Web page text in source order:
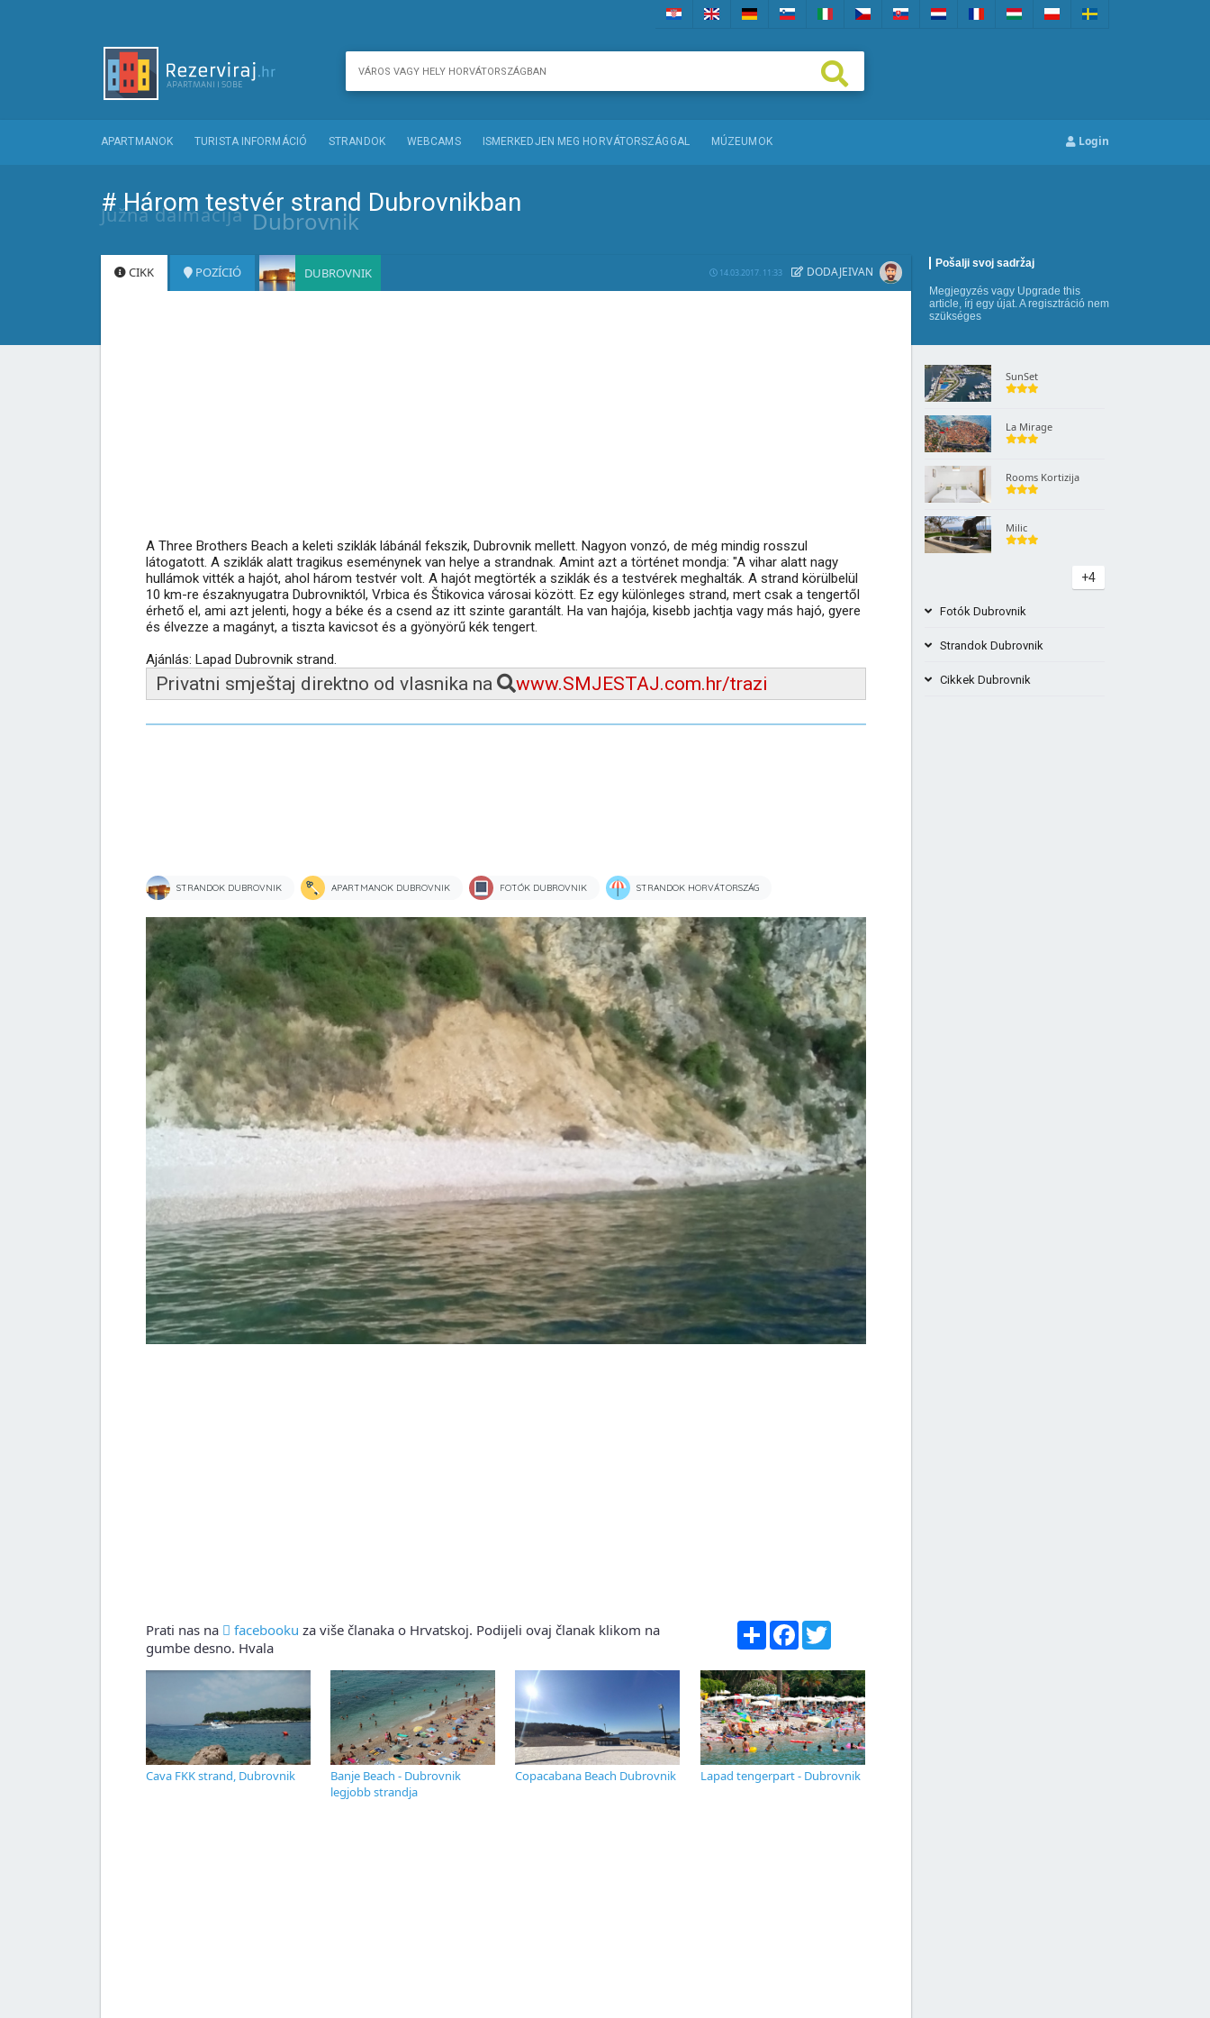
APARTMANOK TURISTA INFORMÁCIÓ STRANDOK WEBCAMS ISMERKEDJEN MEG HORVÁTORSZÁGGAL MÚZEUMOK Login
# Három testvér strand Dubrovnikban
Južna dalmacija Dubrovnik
Pošalji svoj sadržaj
Megjegyzés vagy Upgrade this
article, írj egy újat. A regisztráció nem
szükséges
CIKK POZÍCIÓ DUBROVNIK 14.03.2017. 11:33 DODAJEIVAN
A Three Brothers Beach a keleti sziklák lábánál fekszik, Dubrovnik mellett. Nagyon vonzó, de még mindig rosszul
látogatott. A sziklák alatt tragikus eseménynek van helye a strandnak. Amint azt a történet mondja: "A vihar alatt nagy
hullámok vitték a hajót, ahol három testvér volt. A hajót megtörték a sziklák és a testvérek meghalták. A strand körülbelül
10 km-re északnyugatra Dubrovniktól, Vrbica és Štikovica városai között. Ez egy különleges strand, mert csak a tengertől
érhető el, ami azt jelenti, hogy a béke és a csend az itt szinte garantált. Ha van hajója, kisebb jachtja vagy más hajó, gyere
és élvezze a magányt, a tiszta kavicsot és a gyönyörű kék tengert.
Ajánlás: Lapad Dubrovnik strand.
Privatni smještaj direktno od vlasnika na www.SMJESTAJ.com.hr/trazi
STRANDOK DUBROVNIK APARTMANOK DUBROVNIK FOTÓK DUBROVNIK STRANDOK HORVÁTORSZÁG
Prati nas na facebooku za više članaka o Hrvatskoj. Podijeli ovaj članak klikom na
gumbe desno. Hvala
Share Facebook
Cava FKK strand, Dubrovnik
Banje Beach - Dubrovnik
legjobb strandja
Copacabana Beach Dubrovnik Lapad tengerpart - Dubrovnik
SunSet
La Mirage
Rooms Kortizija
Milic
+4
Fotók Dubrovnik
Strandok Dubrovnik
Cikkek Dubrovnik